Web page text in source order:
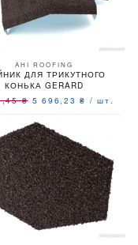
AHI ROOFING
ДЛЯ ТРИКУТНОГО
КОНЬКА GERARD
₴ 5 696,23₴ / шт.